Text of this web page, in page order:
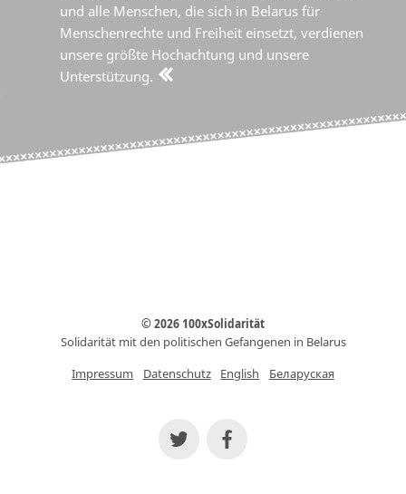
und alle Menschen, die sich in Belarus für
Menschenrechte und Freiheit einsetzt, verdienen
unsere größte Hochachtung und unsere
Unterstützung.
© 2026 100xSolidarität
Solidarität mit den politischen Gefangenen in Belarus
Impressum
Datenschutz English Беларуская